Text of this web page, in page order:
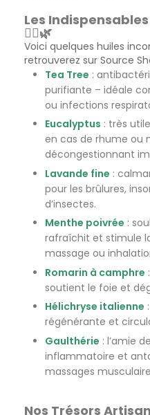
Les
🧘‍♀️🌿
Voici quelques huiles
retrouverez sur Source
Tea Tree :
purifiante – idéale
ou infections
Eucalyptus : très
en cas de rhume ou
décongestionnant
Lavande fine :
pour les brûlures,
d’insectes.
Menthe poivrée :
rafraîchit et stimule
massage ou
Romarin à camphre
soutient le foie et
Hélichryse italienne
régénérante et
Gaulthérie : l’amie
inflammatoire et
massages
Nos Trésors